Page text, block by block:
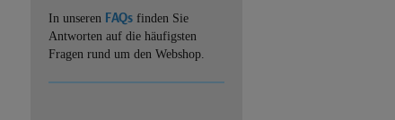
In unseren FAQs finden Sie
Antworten auf die häufigsten
Fragen rund um den Webshop.